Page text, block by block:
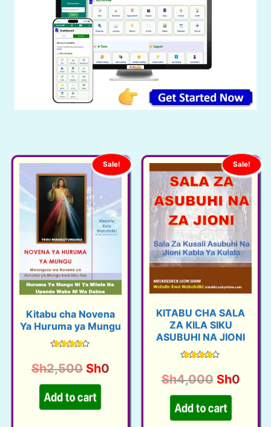
Sale!
Kitabu cha Novena
Ya Huruma ya Mungu
4.48
out of 5
Sh2,500 O
r
i
g
Sh0C
Add to cart
Sale!
KITABU CHA SALA
ZA KILA SIKU
ASUBUHI NA JIONI
4.46
out of 5
Sh4,000 O
r
i
Sh0C
Add to cart